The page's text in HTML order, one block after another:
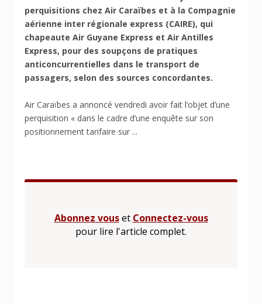
perquisitions chez Air Caraïbes et à la Compagnie
aérienne inter régionale express (CAIRE), qui
chapeaute Air Guyane Express et Air Antilles
Express, pour des soupçons de pratiques
anticoncurrentielles dans le transport de
passagers, selon des sources concordantes.
Air Caraïbes a annoncé vendredi avoir fait l’objet d’une
perquisition « dans le cadre d’une enquête sur son
positionnement tarifaire sur ...
Abonnez vouset Connectez-vous
pour lire l'article complet.